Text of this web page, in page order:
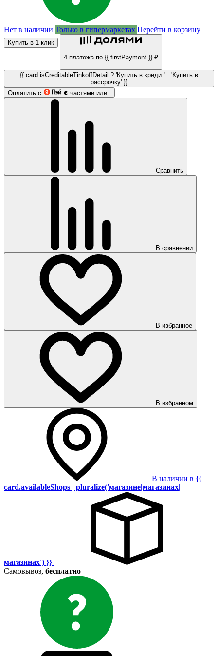
Нет в наличии Только в гипермаркетах Перейти в корзину
Купить в 1 клик
4 платежа по {{ firstPayment }} ₽
{{ card.isCreditableTinkoffDetail ? 'Купить в кредит' : 'Купить в
рассрочку' }}
Оплатить с
частями или
Сравнить
В сравнении
В избранное
В избранном
В наличии в {{
card.availableShops | pluralize('магазине|магазинах|
магазинах') }}
Самовывоз, бесплатно